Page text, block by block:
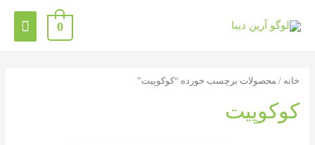
0
خانه / محصولات برچسب خورده “کوکوپیت”
کوکوپیت